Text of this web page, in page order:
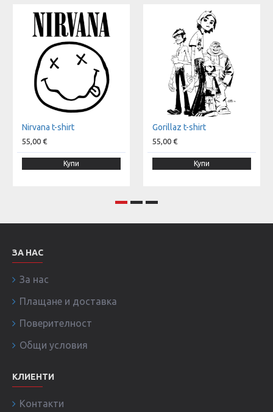
Nirvana t-shirt
55,00 €
Купи
Gorillaz t-shirt
55,00 €
Купи
ЗА НАС
За нас
Плащане и доставка
Поверителност
Общи условия
КЛИЕНТИ
Контакти